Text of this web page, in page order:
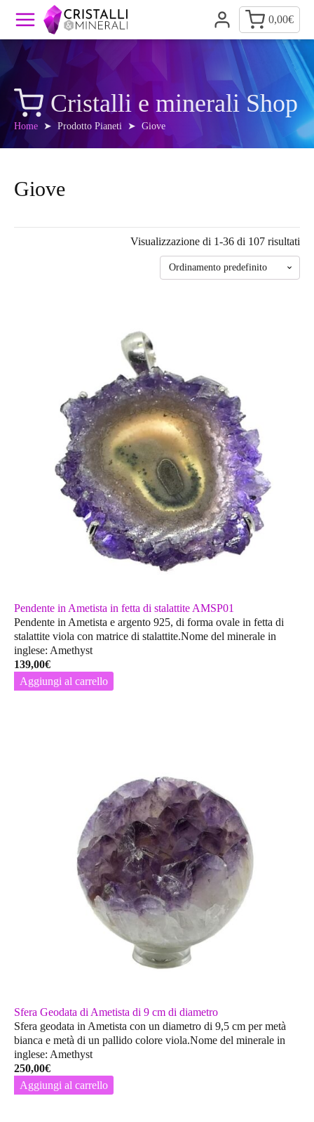
0,00€
Cristalli e minerali Shop
Home ➤ Prodotto Pianeti ➤ Giove
Giove
Visualizzazione di 1-36 di 107 risultati
Pendente in Ametista in fetta di stalattite AMSP01
Pendente in Ametista e argento 925, di forma ovale in fetta di
stalattite viola con matrice di stalattite.Nome del minerale in
inglese: Amethyst
139,00€
Aggiungi al carrello
Sfera Geodata di Ametista di 9 cm di diametro
Sfera geodata in Ametista con un diametro di 9,5 cm per metà
bianca e metà di un pallido colore viola.Nome del minerale in
inglese: Amethyst
250,00€
Aggiungi al carrello